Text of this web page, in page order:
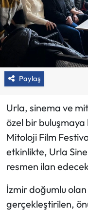
Paylaş
Urla, sinema ve
özel bir buluşmaya
Mitoloji Film
etkinlikte, Urla
resmen ilan
İzmir doğumlu
gerçekleştirilen,